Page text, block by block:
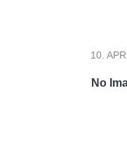
10.
No